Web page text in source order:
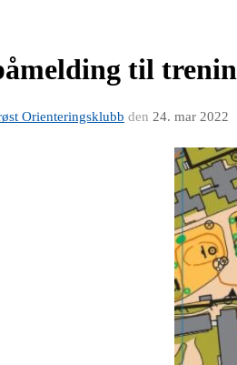
til
Orienteringsklubb den 24. mar 2022